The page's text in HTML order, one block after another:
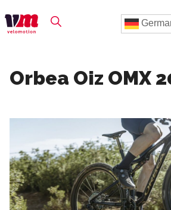
Orbea Oiz OMX